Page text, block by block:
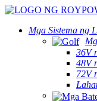
Mga Sistema ng
36V
48V
72V